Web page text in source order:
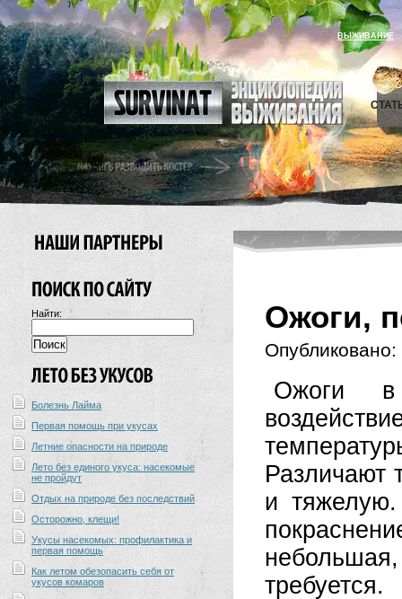
ВЫЖИВАНИЕ
Найти:
Болезнь Лайма
Первая помощь при укусах
Летние опасности на природе
Лето без единого укуса: насекомые
не пройдут
Отдых на природе без последствий
Осторожно, клещи!
Укусы насекомых: профилактика и
первая помощь
Как летом обезопасить себя от
укусов комаров
Ожоги,
Опубликовано:
Ожоги в
Различают
и